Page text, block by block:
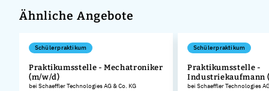
Ähnliche Angebote
Schülerpraktikum
Praktikumsstelle - Mechatroniker
(m/w/d)
bei Schaeffler Technologies AG & Co. KG
Schülerpraktikum
Praktikumsstelle -
Industriekaufmann
bei Schaeffler Technologies